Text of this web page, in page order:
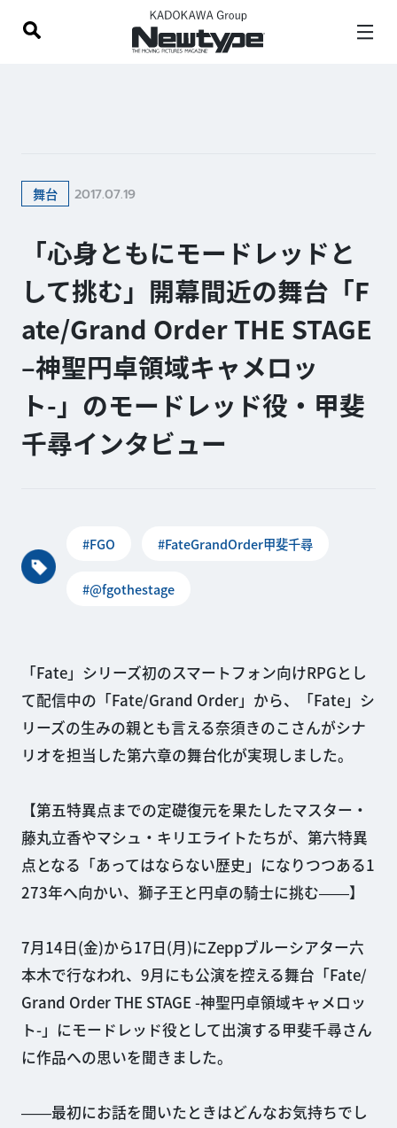
舞台 2017.07.19
「心身ともにモードレッドと
して挑む」開幕間近の舞台「F
ate/Grand Order THE STAGE
–神聖円卓領域キャメロッ
ト-」のモードレッド役・甲斐
千尋インタビュー
#FGO #FateGrandOrder甲斐千尋
#@fgothestage
「Fate」シリーズ初のスマートフォン向けRPGとし
て配信中の「Fate/Grand Order」から、「Fate」シ
リーズの生みの親とも言える奈須きのこさんがシナ
リオを担当した第六章の舞台化が実現しました。
【第五特異点までの定礎復元を果たしたマスター・
藤丸立香やマシュ・キリエライトたちが、第六特異
点となる「あってはならない歴史」になりつつある1
273年へ向かい、獅子王と円卓の騎士に挑む――】
7月14日(金)から17日(月)にZeppブルーシアター六
本木で行なわれ、9月にも公演を控える舞台「Fate/
Grand Order THE STAGE -神聖円卓領域キャメロッ
ト-」にモードレッド役として出演する甲斐千尋さん
に作品への思いを聞きました。
――最初にお話を聞いたときはどんなお気持ちでし